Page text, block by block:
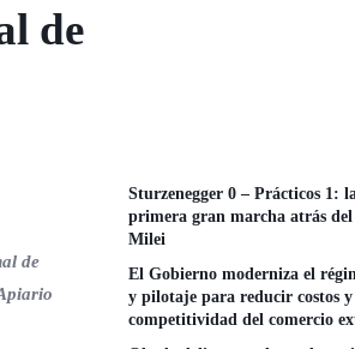
de
de
Sturzenegger 0 – Prácticos 1:
primera gran marcha atrás
Milei
El Gobierno moderniza el
y pilotaje para reducir costos
competitividad del comercio